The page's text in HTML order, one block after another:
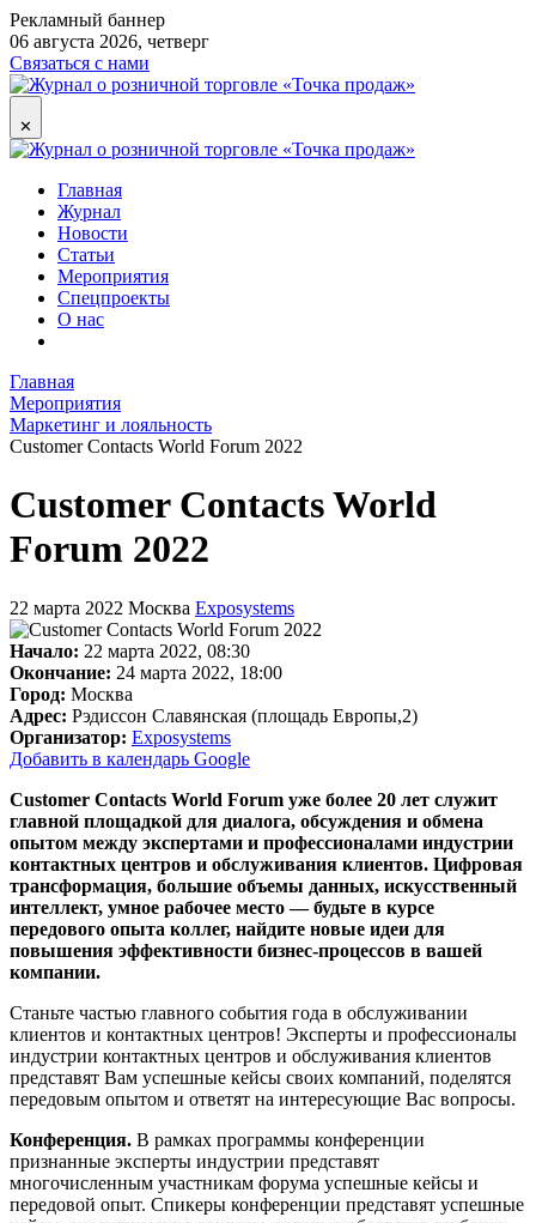
Рекламный баннер
06 августа 2026, четверг
Связаться с нами
✕
Главная
Журнал
Новости
Статьи
Мероприятия
Спецпроекты
О нас
Главная
Мероприятия
Маркетинг и лояльность
Customer Contacts World Forum 2022
Customer Contacts World
Forum 2022
22 марта 2022 Москва Exposystems
Начало: 22 марта 2022, 08:30
Окончание: 24 марта 2022, 18:00
Город: Москва
Адрес: Рэдиссон Славянская (площадь Европы,2)
Организатор: Exposystems
Добавить в календарь Google
Customer Contacts World Forum уже более 20 лет служит
главной площадкой для диалога, обсуждения и обмена
опытом между экспертами и профессионалами индустрии
контактных центров и обслуживания клиентов. Цифровая
трансформация, большие объемы данных, искусственный
интеллект, умное рабочее место — будьте в курсе
передового опыта коллег, найдите новые идеи для
повышения эффективности бизнес-процессов в вашей
компании.
Станьте частью главного события года в обслуживании
клиентов и контактных центров! Эксперты и профессионалы
индустрии контактных центров и обслуживания клиентов
представят Вам успешные кейсы своих компаний, поделятся
передовым опытом и ответят на интересующие Вас вопросы.
Конференция. В рамках программы конференции
признанные эксперты индустрии представят
многочисленным участникам форума успешные кейсы и
передовой опыт. Спикеры конференции представят успешные